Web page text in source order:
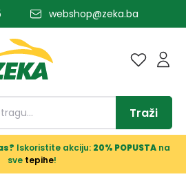
webshop@zeka.ba
Traži
Iskoristite akciju: 20% POPUSTAna
sve tepihe!